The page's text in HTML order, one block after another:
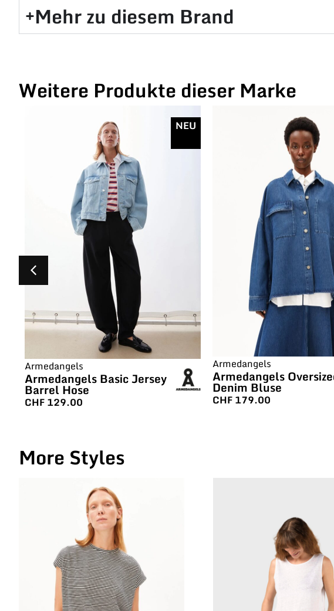
Mehr zu diesem Brand​
Weitere Produkte dieser Marke
NEU
Armedangels
Armedangels Basic Jersey
Barrel Hose
CHF129.00
Armedangels
Armedangels
Denim Bluse
CHF179.00
More Styles